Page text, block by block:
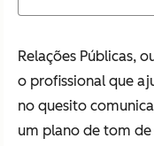
Relações Públicas,
o profissional que
no quesito
um plano de tom